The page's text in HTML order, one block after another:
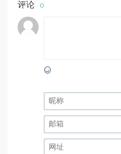
评论 0